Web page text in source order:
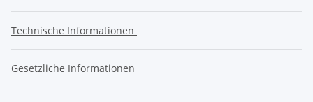
Technische Informationen
Gesetzliche Informationen